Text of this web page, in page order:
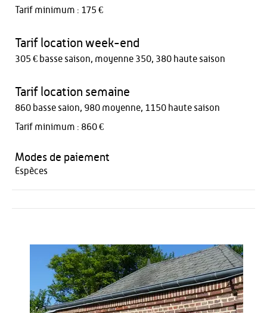
Tarif minimum : 175 €
Tarif location week-end
305 € basse saison, moyenne 350, 380 haute saison
Tarif location semaine
860 basse saion, 980 moyenne, 1150 haute saison
Tarif minimum : 860 €
Modes de paiement
Espèces